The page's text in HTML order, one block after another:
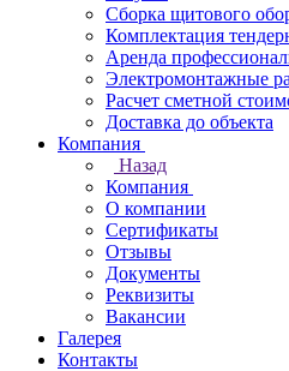
Сборка щитового
Комплектация
Аренда
Электромонтажные
Расчет сметной
Доставка до объекта
Компания
Назад
Компания
О компании
Сертификаты
Отзывы
Документы
Реквизиты
Вакансии
Галерея
Контакты